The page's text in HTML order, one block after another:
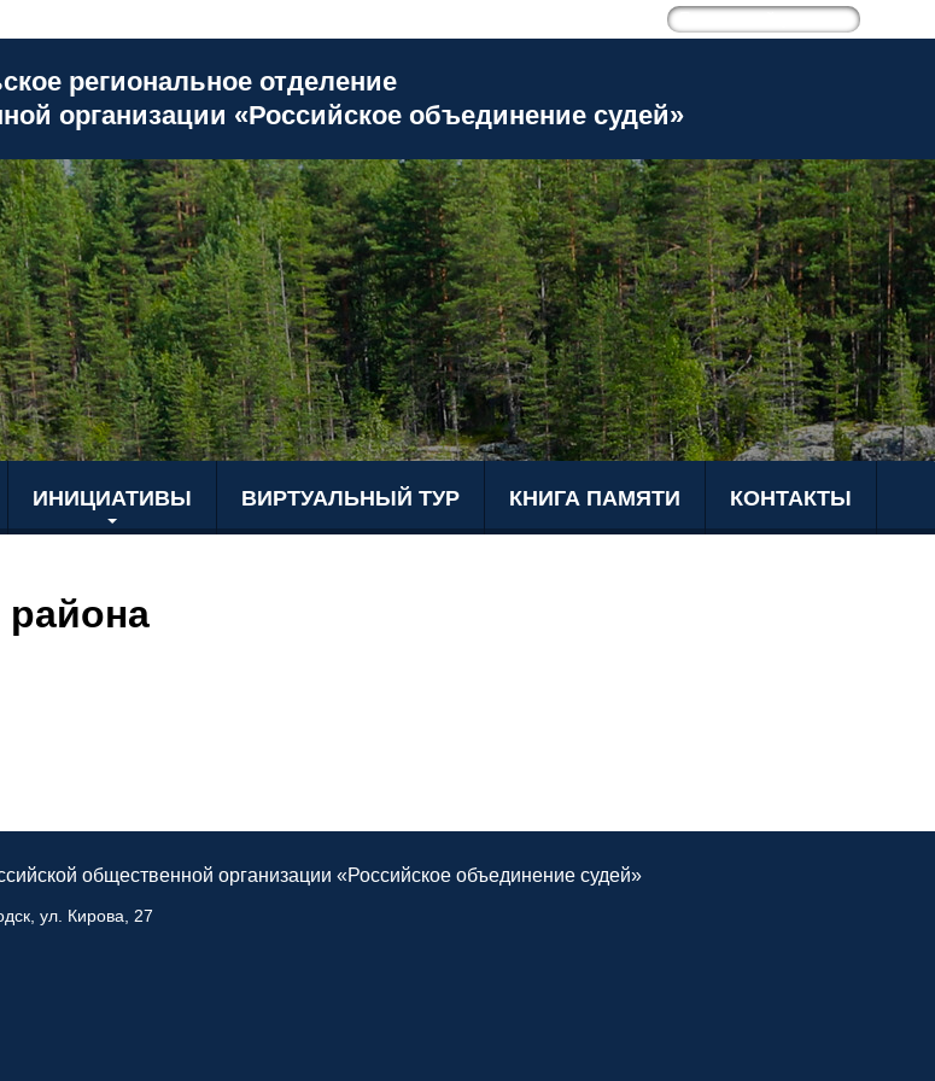
региональное отделение
организации «Российское объединение судей»
ИНИЦИАТИВЫ ВИРТУАЛЬНЫЙ ТУР КНИГА ПАМЯТИ КОНТАКТЫ
района
общественной организации «Российское объединение судей»
ул. Кирова, 27